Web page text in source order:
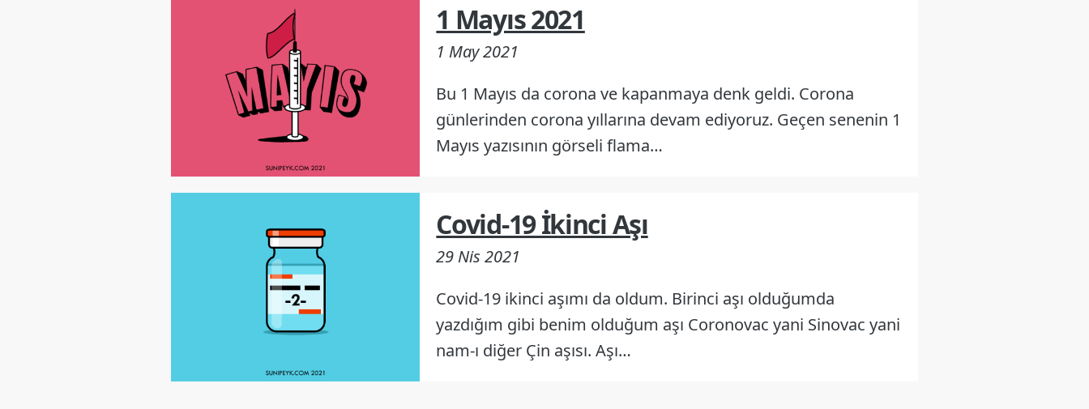
1 Mayıs 2021
1 May 2021
Bu 1 Mayıs da corona ve kapanmaya denk geldi. Corona
günlerinden corona yıllarına devam ediyoruz. Geçen senenin 1
Mayıs yazısının görseli flama…
Covid-19 İkinci Aşı
29 Nis 2021
Covid-19 ikinci aşımı da oldum. Birinci aşı olduğumda
yazdığım gibi benim olduğum aşı Coronovac yani Sinovac yani
nam-ı diğer Çin aşısı. Aşı…